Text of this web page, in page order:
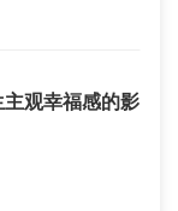
观幸福感的影